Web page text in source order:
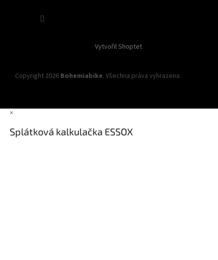
Vytvořil Shoptet
Copyright 2026 Bohemiabike. Všechna práva vyhrazena.
×
Splátková kalkulačka ESSOX